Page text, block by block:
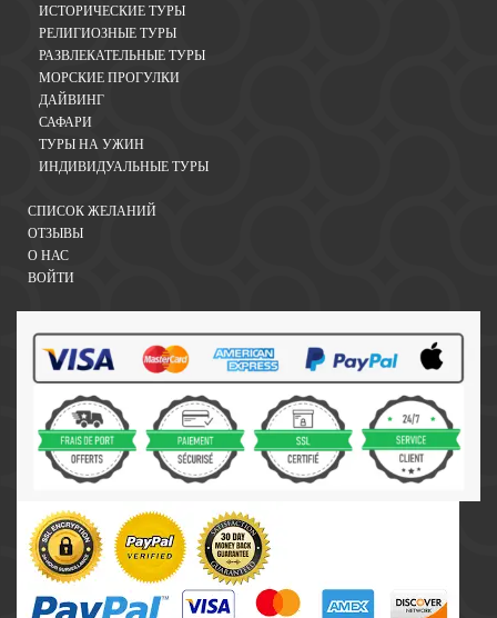
ИСТОРИЧЕСКИЕ ТУРЫ
РЕЛИГИОЗНЫЕ ТУРЫ
РАЗВЛЕКАТЕЛЬНЫЕ ТУРЫ
МОРСКИЕ ПРОГУЛКИ
ДАЙВИНГ
САФАРИ
ТУРЫ НА УЖИН
ИНДИВИДУАЛЬНЫЕ ТУРЫ
СПИСОК ЖЕЛАНИЙ
ОТЗЫВЫ
О НАС
ВОЙТИ